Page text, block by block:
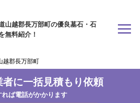
山越郡長万部町の優良墓石・石
無料紹介！
越郡長万部町
者に一括見積もり依頼
ば電話がかかります